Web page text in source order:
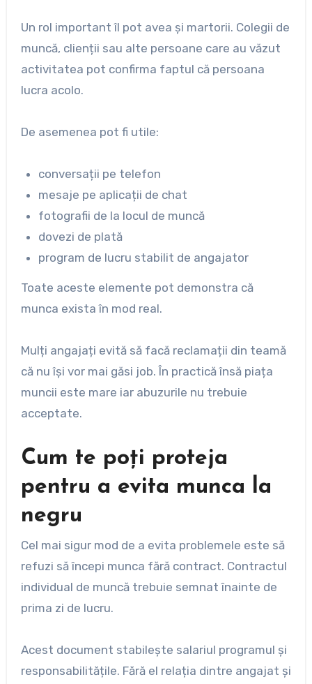
Un rol important îl pot avea și martorii. Colegii de
muncă, clienții sau alte persoane care au văzut
activitatea pot confirma faptul că persoana
lucra acolo.
De asemenea pot fi utile:
conversații pe telefon
mesaje pe aplicații de chat
fotografii de la locul de muncă
dovezi de plată
program de lucru stabilit de angajator
Toate aceste elemente pot demonstra că
munca exista în mod real.
Mulți angajați evită să facă reclamații din teamă
că nu își vor mai găsi job. În practică însă piața
muncii este mare iar abuzurile nu trebuie
acceptate.
Cum te poți proteja
pentru a evita munca la
negru
Cel mai sigur mod de a evita problemele este să
refuzi să începi munca fără contract. Contractul
individual de muncă trebuie semnat înainte de
prima zi de lucru.
Acest document stabilește salariul programul și
responsabilitățile. Fără el relația dintre angajat și